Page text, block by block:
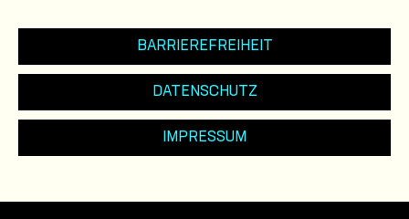
BARRIEREFREIHEIT
DATENSCHUTZ
IMPRESSUM